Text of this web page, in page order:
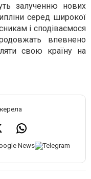
залученню нових
серед широкої
і сподіваємося
впевнено
свою країну на